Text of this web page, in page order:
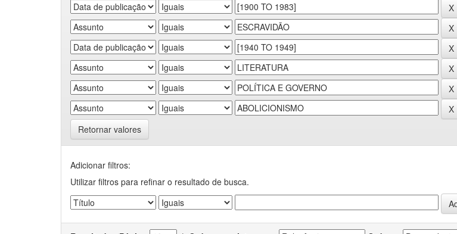
Retornar valores
Adicionar filtros:
Utilizar filtros para refinar o resultado de busca.